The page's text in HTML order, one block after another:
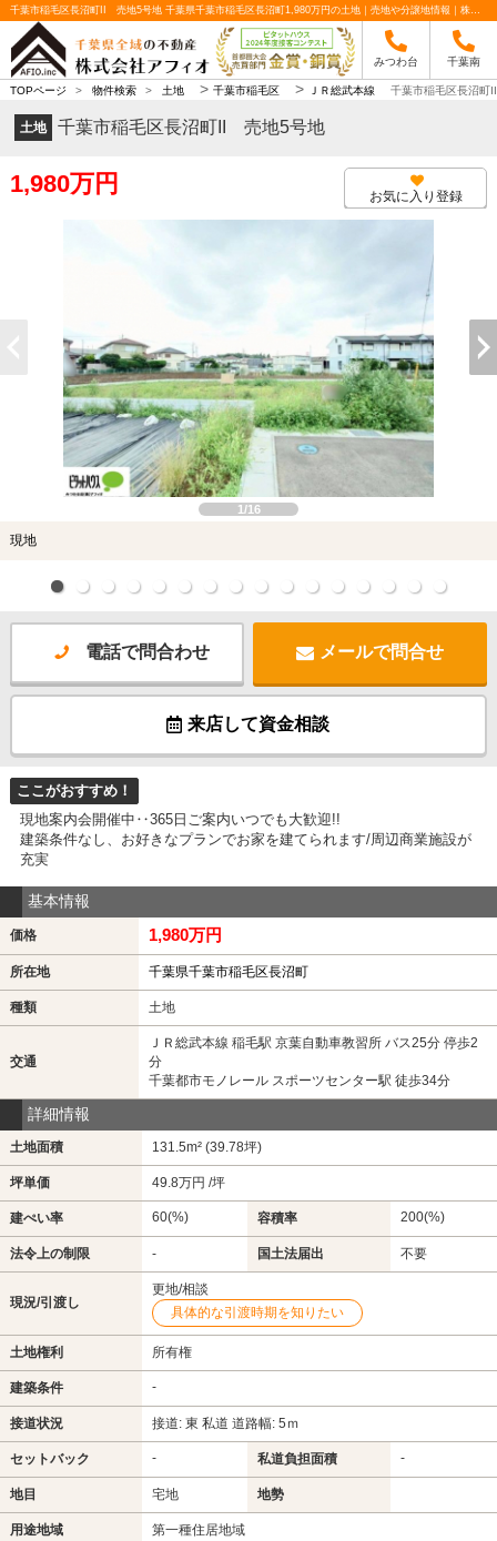
千葉市稲毛区長沼町II 売地5号地 千葉県千葉市稲毛区長沼町1,980万円の土地｜売地や分譲地情報｜株式会社アフィオ
みつわ台 千葉南
TOPページ > 物件検索 > 土地 > 千葉市稲毛区 > ＪＲ総武本線 千葉市稲毛区長沼
土地 千葉市稲毛区長沼町II 売地5号地
1,980万円 お気に入り登録
1/16
現地
電話で問合わせ メールで問合せ
来店して資金相談
ここがおすすめ！
現地案内会開催中‥365日ご案内いつでも大歓迎!!
建築条件なし、お好きなプランでお家を建てられます/周辺商業施設が
充実
基本情報
価格 1,980万円
所在地 千葉県千葉市稲毛区長沼町
種類 土地
交通
ＪＲ総武本線 稲毛駅 京葉自動車教習所 バス25分 停歩2
分
千葉都市モノレール スポーツセンター駅 徒歩34分
詳細情報
土地面積 131.5m² (39.78坪)
坪単価 49.8万円 /坪
建ぺい率 60(%) 容積率 200(%)
法令上の制限 - 国土法届出 不要
現況/引渡し
更地/相談
具体的な引渡時期を知りたい
土地権利 所有権
建築条件 -
接道状況 接道: 東 私道 道路幅: 5ｍ
セットバック - 私道負担面積 -
地目 宅地 地勢
用途地域 第一種住居地域